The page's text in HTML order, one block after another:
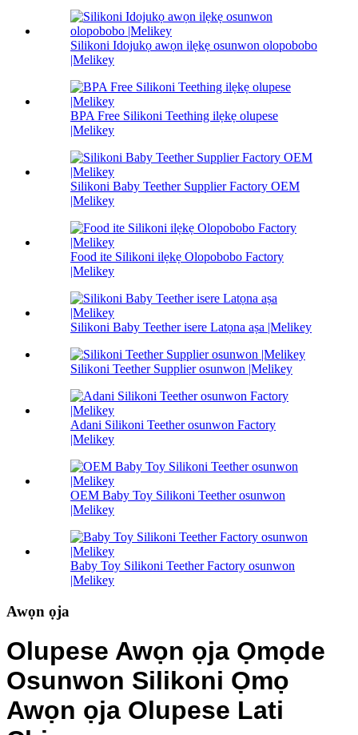
Silikoni Idojukọ awọn ilẹkẹ osunwon olopobobo
|Melikey
BPA Free Silikoni Teething ilẹkẹ olupese
|Melikey
Silikoni Baby Teether Supplier Factory OEM
|Melikey
Food ite Silikoni ilẹkẹ Olopobobo Factory
|Melikey
Silikoni Baby Teether isere Latọna aṣa |Melikey
Silikoni Teether Supplier osunwon |Melikey
Adani Silikoni Teether osunwon Factory
|Melikey
OEM Baby Toy Silikoni Teether osunwon
|Melikey
Baby Toy Silikoni Teether Factory osunwon
|Melikey
Awọn ọja
Olupese Awọn ọja Ọmọde
Osunwon Silikoni Ọmọ
Awọn ọja Olupese Lati